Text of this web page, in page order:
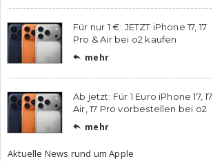
Für nur 1 €: JETZT iPhone 17, 17
Pro & Air bei o2 kaufen
 mehr
Ab jetzt: Für 1 Euro iPhone 17, 17
Air, 17 Pro vorbestellen bei o2
 mehr
Aktuelle News rund um Apple